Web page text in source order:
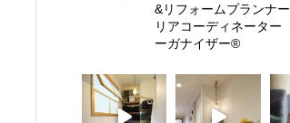
&リフォームプランナー
リアコーディネーター
ーガナイザー®